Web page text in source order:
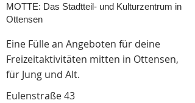
MOTTE: Das Stadtteil- und Kulturzentrum in
Ottensen
Eine Fülle an Angeboten für deine
Freizeitaktivitäten mitten in Ottensen,
für Jung und Alt.
Eulenstraße 43